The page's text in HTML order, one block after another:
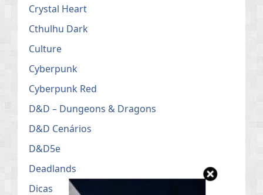
Crystal Heart
Cthulhu Dark
Culture
Cyberpunk
Cyberpunk Red
D&D – Dungeons & Dragons
D&D Cenários
D&D5e
Deadlands
Dicas